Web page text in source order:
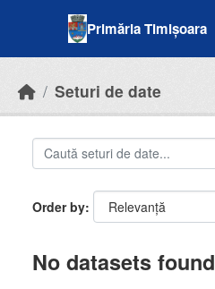
Primăria Timișoara
Seturi de date
Order by
No datasets found